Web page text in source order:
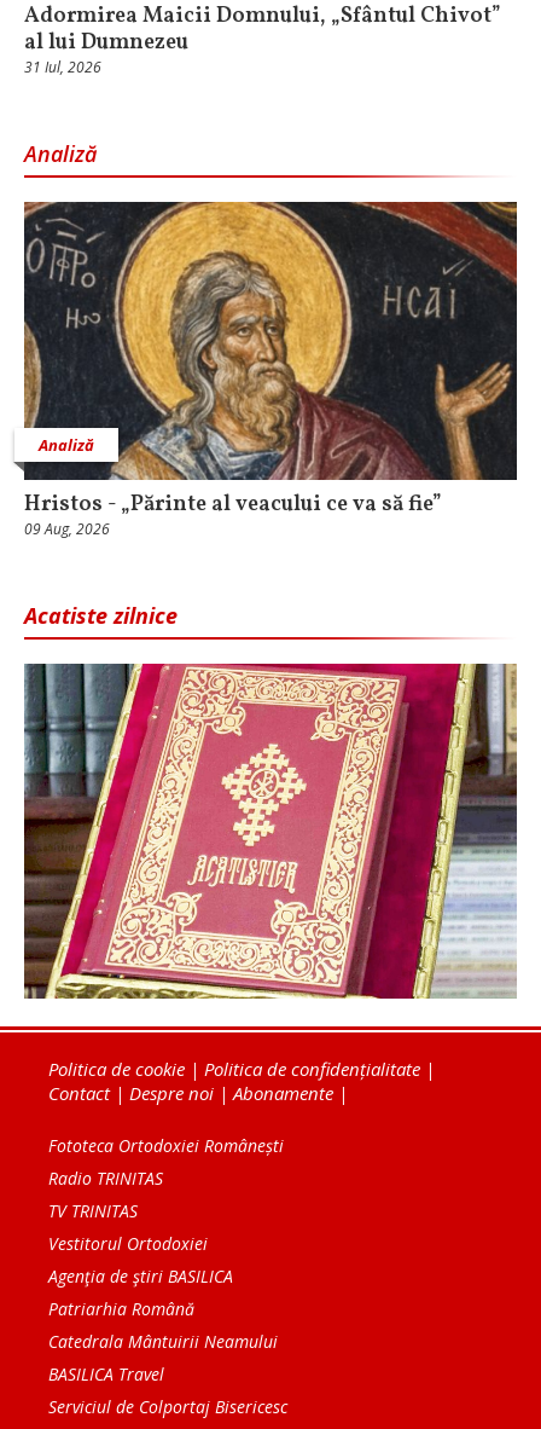
Adormirea Maicii Domnului, „Sfântul Chivot”
al lui Dumnezeu
31 Iul, 2026
Analiză
Analiză
Hristos - „Părinte al veacului ce va să fie”
09 Aug, 2026
Acatiste zilnice
Politica de cookie | Politica de confidențialitate |
Contact| Despre noi | Abonamente |
Fototeca Ortodoxiei Românești
Radio TRINITAS
TV TRINITAS
Vestitorul Ortodoxiei
Agenţia de ştiri BASILICA
Patriarhia Română
Catedrala Mântuirii Neamului
BASILICA Travel
Serviciul de Colportaj Bisericesc